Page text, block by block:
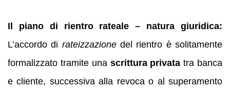
Il piano di rientro rateale – natura giuridica:
L’accordo di rateizzazionedel rientro è solitamente
formalizzato tramite una scrittura privata tra banca
e cliente, successiva alla revoca o al superamento